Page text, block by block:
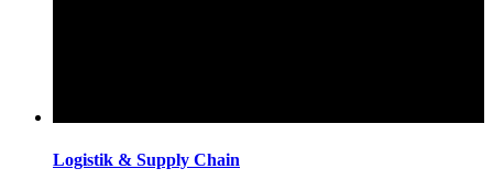
Logistik & Supply Chain